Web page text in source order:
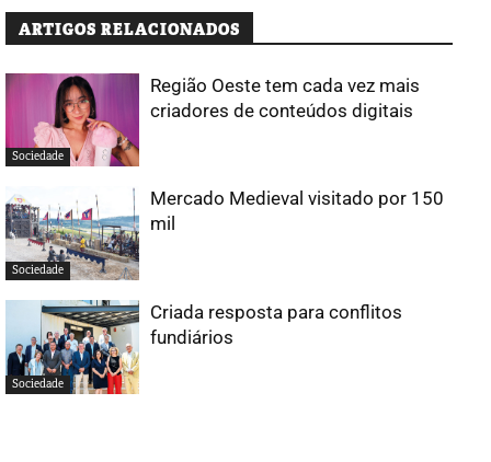
ARTIGOS RELACIONADOS
Sociedade
Região Oeste tem cada vez mais
criadores de conteúdos digitais
Sociedade
Mercado Medieval visitado por 150
mil
Sociedade
Criada resposta para conflitos
fundiários